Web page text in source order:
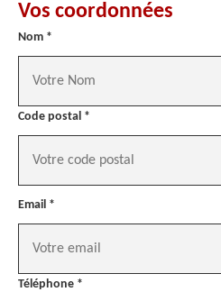
Vos coordonnées
Nom *
Code postal *
Email *
Téléphone *